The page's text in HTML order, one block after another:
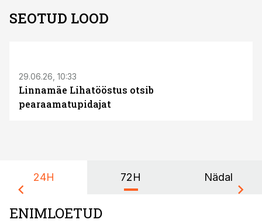
SEOTUD LOOD
29.06.26, 10:33
Linnamäe Lihatööstus otsib
pearaamatupidajat
24H 72H Nädal
ENIMLOETUD